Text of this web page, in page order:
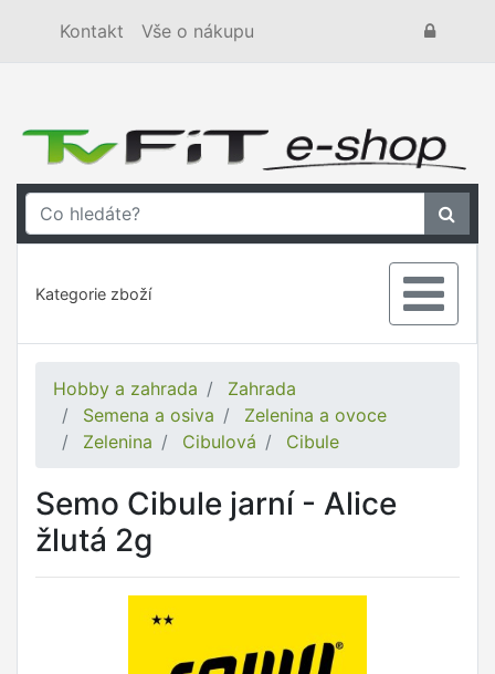
Kontakt Vše o nákupu
Kategorie zboží
Hobby a zahrada
Zahrada
Semena a osiva
Zelenina a ovoce
Zelenina
Cibulová Cibule
Semo Cibule jarní - Alice
žlutá 2g